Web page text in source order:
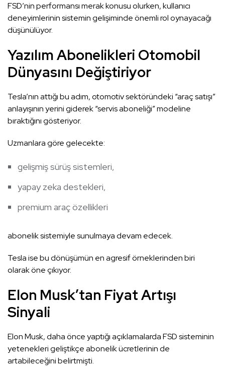
FSD’nin performansı merak konusu olurken, kullanıcı
deneyimlerinin sistemin gelişiminde önemli rol oynayacağı
düşünülüyor.
Yazılım Abonelikleri Otomobil
Dünyasını Değiştiriyor
Tesla’nın attığı bu adım, otomotiv sektöründeki “araç satışı”
anlayışının yerini giderek “servis aboneliği” modeline
bıraktığını gösteriyor.
Uzmanlara göre gelecekte:
gelişmiş sürüş sistemleri,
yapay zeka destekleri,
premium araç özellikleri
abonelik sistemiyle sunulmaya devam edecek.
Tesla ise bu dönüşümün en agresif örneklerinden biri
olarak öne çıkıyor.
Elon Musk’tan Fiyat Artışı
Sinyali
Elon Musk, daha önce yaptığı açıklamalarda FSD sisteminin
yetenekleri geliştikçe abonelik ücretlerinin de
artabileceğini belirtmişti.